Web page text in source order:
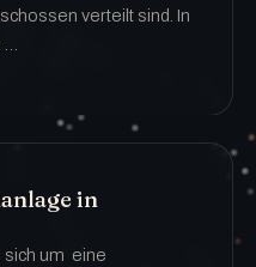
verteilt sind. In
in
sich um eine